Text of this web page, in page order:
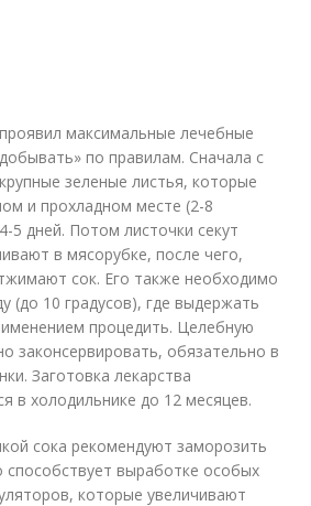
максимальные лечебные
по правилам. Сначала с
зеленые листья, которые
и прохладном месте (2-8
5 дней. Потом листочки секут
в мясорубке, после чего,
сок. Его также необходимо
(до 10 градусов), где выдержать
процедить. Целебную
законсервировать, обязательно в
Заготовка лекарства
в холодильнике до 12 месяцев.
сока рекомендуют заморозить
способствует выработке особых
которые увеличивают